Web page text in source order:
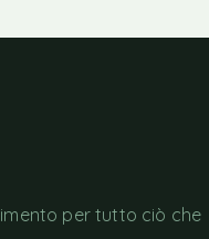
per tutto ciò che